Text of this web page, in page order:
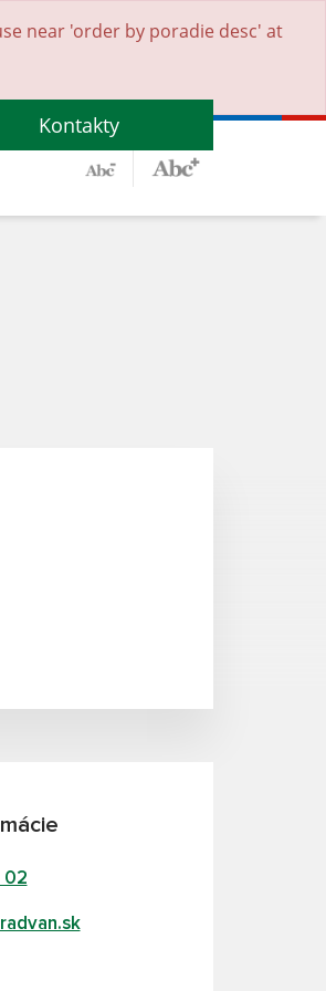
near 'order by poradie desc' at
Kontakty
02